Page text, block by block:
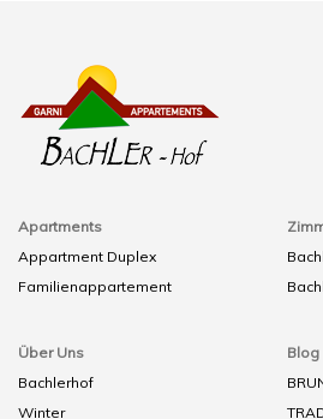
Apartments
Appartment Duplex
Familienappartement
Über Uns
Bachlerhof
Winter
Blog